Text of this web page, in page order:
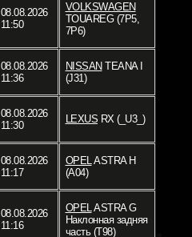
08.08.2026
11:50
VOLKSWAGEN
TOUAREG (7P5,
7P6)
08.08.2026
11:36
NISSAN TEANA I
(J31)
08.08.2026
11:30
LEXUS RX (_U3_)
08.08.2026
11:17
OPELASTRA H
(A04)
08.08.2026
11:16
OPELASTRA G
Наклонная задняя
часть (T98)